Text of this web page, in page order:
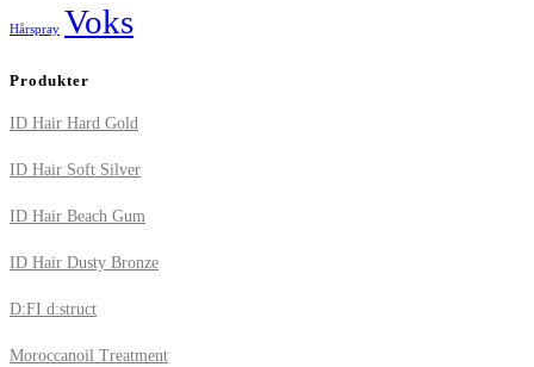
Hårspray Voks
Produkter
ID Hair Hard Gold
ID Hair Soft Silver
ID Hair Beach Gum
ID Hair Dusty Bronze
D:FI d:struct
Moroccanoil Treatment